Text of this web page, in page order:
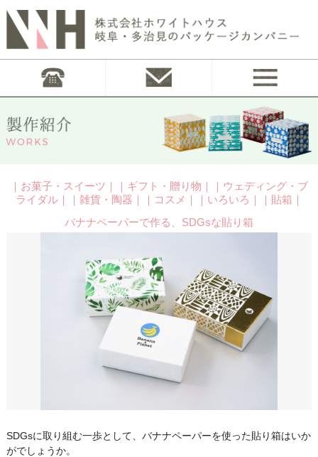
｜お菓子・スイーツ｜｜ギフト・贈り物｜｜ウェディング・ブ
ライダル｜｜雑貨・陶器｜｜コスメ｜｜いろいろ｜｜貼箱｜
バナナペーパーで作る、SDGsな貼り箱
SDGsに取り組む一歩として、バナナペーパーを使った貼り箱はいか
がでしょうか。